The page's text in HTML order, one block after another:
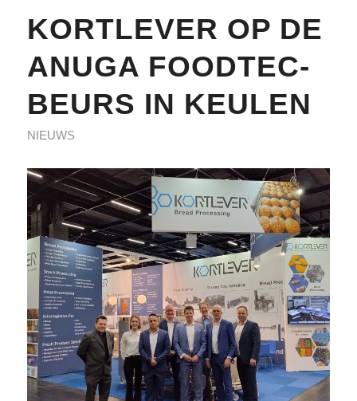
KORTLEVER OP DE
ANUGA FOODTEC-
BEURS IN KEULEN
NIEUWS